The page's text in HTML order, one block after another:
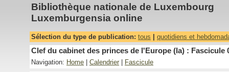
Bibliothèque nationale de Luxembourg
Luxemburgensia online
Sélection du type de publication: tous quotidiens et
Clef du cabinet des princes de l'Europe (la) : Fascicule
Navigation: Home Calendrier Fascicule